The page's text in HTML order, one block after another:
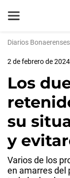
Diarios Bonaerenses
2 de febrero de
Los
su
y
Varios de los
en amarres del